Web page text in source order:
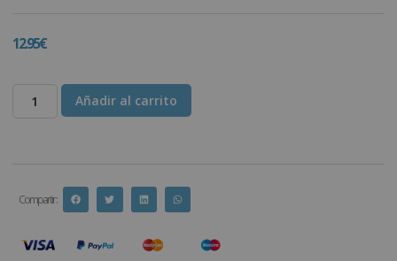
12.95€
Añadir al carrito
Compartir :